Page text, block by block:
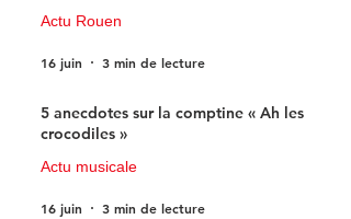
Actu Rouen
16 juin 3 min de lecture
5 anecdotes sur la comptine « Ah les
crocodiles »
Actu musicale
16 juin 3 min de lecture